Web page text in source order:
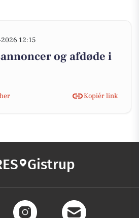
12:15
og afdøde i
Kopiér link
Gistrup